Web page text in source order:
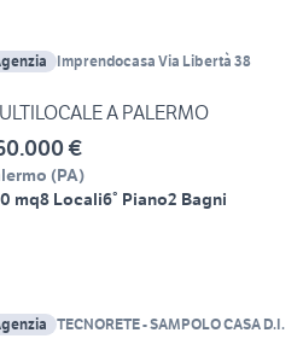
Imprendocasa Via Libertà 38
A PALERMO
€
(PA)
mq8 Locali6° Piano2 Bagni
TECNORETE - SAMPOLO CASA D.I.